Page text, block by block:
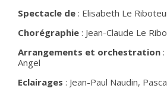
Spectacle de : Elisabeth Le
Chorégraphie : Jean-Claude Le
Arrangements et orchestration
Angel
Eclairages : Jean-Paul Naudin,